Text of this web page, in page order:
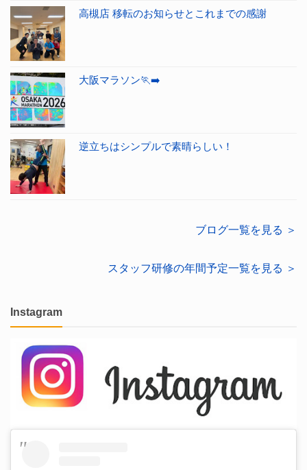
高槻店 移転のお知らせとこれまでの感謝
大阪マラソン🏃‍➡️
逆立ちはシンプルで素晴らしい！
ブログ一覧を見る ＞
スタッフ研修の年間予定一覧を見る ＞
Instagram